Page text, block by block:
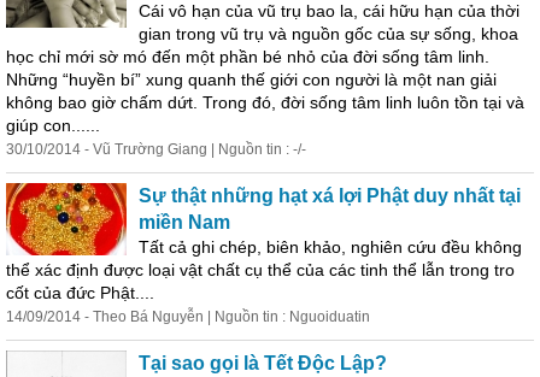
Cái vô hạn của vũ trụ bao la, cái hữu hạn của thời
gian trong vũ trụ và nguồn gốc của sự sống, khoa
học chỉ mới sờ mó đến một phần bé nhỏ của đời sống tâm linh
Những “huyền bí” xung quanh thế giới con người là một nan giải
không bao giờ chấm dứt. Trong đó, đời sống tâm linh luôn tồn tại và
giúp con......
30/10/2014 - Vũ Trường Giang | Nguồn tin : -/-
Sự thật những hạt xá lợi Phật duy nhất tại
miền Nam
Tất cả ghi chép, biên khảo, nghiên cứu đều không
thể xác định được loại vật chất cụ thể của các tinh thể lẫn trong tro
cốt của đức Phật....
14/09/2014 - Theo Bá Nguyễn | Nguồn tin : Nguoiduatin
Tại sao gọi là Tết Độc Lập?